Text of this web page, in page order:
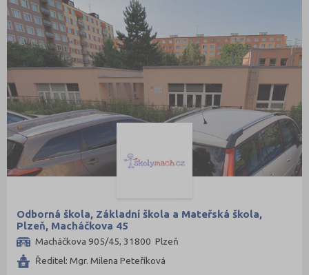
Odborná škola, Základní škola a Mateřská škola,
Plzeň, Macháčkova 45
Macháčkova 905/45, 31800 Plzeň
Ředitel: Mgr. Milena Peteříková